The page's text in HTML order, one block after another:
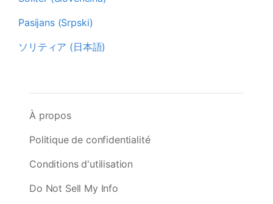
Pasijans (Srpski)
ソリティア (日本語)
À propos
Politique de confidentialité
Conditions d'utilisation
Do Not Sell My Info